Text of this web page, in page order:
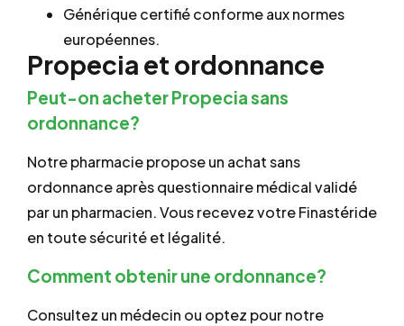
Générique certifié conforme aux normes
européennes.
Propecia et ordonnance
Peut-on acheter Propecia sans
ordonnance?
Notre pharmacie propose un achat sans
ordonnance après questionnaire médical validé
par un pharmacien. Vous recevez votre Finastéride
en toute sécurité et légalité.
Comment obtenir une ordonnance?
Consultez un médecin ou optez pour notre